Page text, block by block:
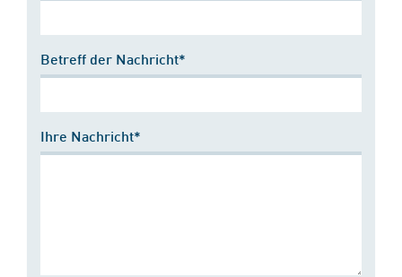
Betreff der Nachricht*
Ihre Nachricht*